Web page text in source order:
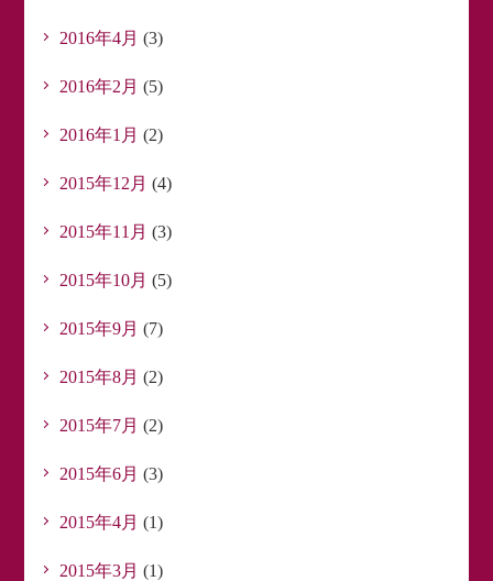
2016年4月 (3)
2016年2月 (5)
2016年1月 (2)
2015年12月 (4)
2015年11月 (3)
2015年10月 (5)
2015年9月 (7)
2015年8月 (2)
2015年7月 (2)
2015年6月 (3)
2015年4月 (1)
2015年3月 (1)